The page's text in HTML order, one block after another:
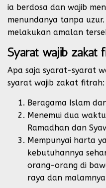
ia berdosa dan wajib
menundanya tanpa
melakukan amalan
Syarat wajib zakat
Apa saja syarat-syarat
syarat wajib zakat fitrah:
Beragama Islam
Menemui dua
Ramadhan dan
Mempunyai harta
kebutuhannya
orang-orang di
raya dan